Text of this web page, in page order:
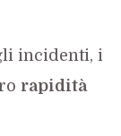
incidenti, i
rapidità